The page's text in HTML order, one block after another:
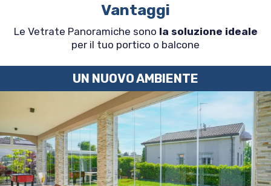
Vantaggi
Le Vetrate Panoramiche sono la soluzione ideale
per il tuo portico o balcone
UN NUOVO AMBIENTE